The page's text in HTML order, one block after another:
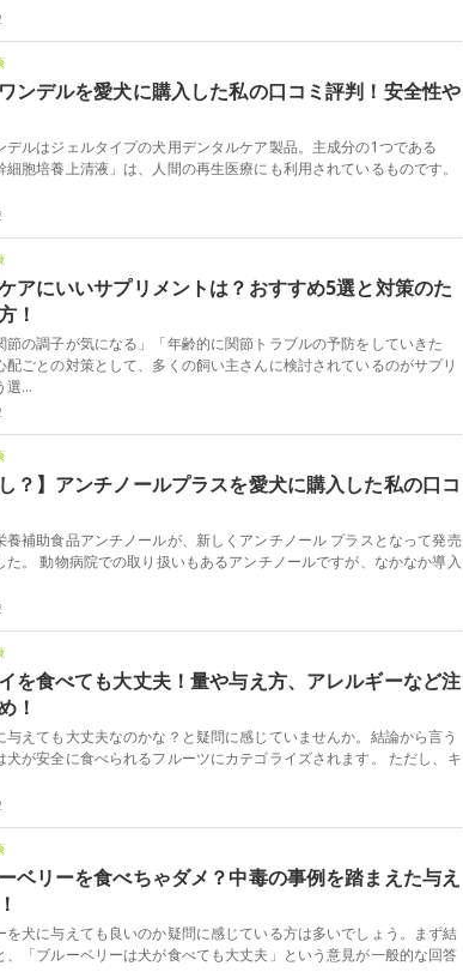
ンデルを愛犬に購入した私の口コミ評判！安全性や
デルはジェルタイプの犬用デンタルケア製品。主成分の1つである
細胞培養上清液」は、人間の再生医療にも利用されているものです。
アにいいサプリメントは？おすすめ5選と対策のた
！
節の調子が気になる」「年齢的に関節トラブルの予防をしていきた
配ごとの対策として、多くの飼い主さんに検討されているのがサプリ
選…
し？】アンチノールプラスを愛犬に購入した私の口コ
養補助食品アンチノールが、新しくアンチノール プラスとなって発売
た。 動物病院での取り扱いもあるアンチノールですが、なかなか導入
を食べても大丈夫！量や与え方、アレルギーなど注
！
与えても大丈夫なのかな？と疑問に感じていませんか。結論から言う
犬が安全に食べられるフルーツにカテゴライズされます。 ただし、キ
ベリーを食べちゃダメ？中毒の事例を踏まえた与え
を犬に与えても良いのか疑問に感じている方は多いでしょう。まず結
、「ブルーベリーは犬が食べても大丈夫」という意見が一般的な回答